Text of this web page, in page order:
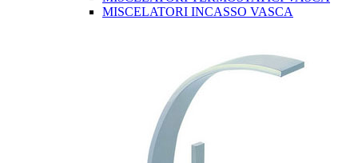
MISCELATORI INCASSO VASCA